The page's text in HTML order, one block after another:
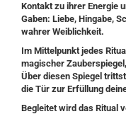
Kontakt zu ihrer Energie
Gaben: Liebe, Hingabe,
wahrer Weiblichkeit.
Im Mittelpunkt jedes
magischer
Über diesen Spiegel
die Tür zur Erfüllung
Begleitet wird das Ritual